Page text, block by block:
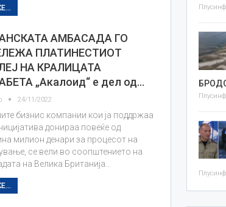
АМБАСАДА ГО
ПЛАТИНЕСТИОТ
НА КРАЛИЦАТА
„Акалоид“ е дел од…
24/11/2022
бизнис компании кои ја поддржаа
донираа повеќе од
милион денари за процесот на
се вели во соопштението на
на Велика Британија…